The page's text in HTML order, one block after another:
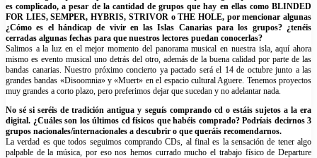
es complicado, a pesar de la cantidad de grupos que hay en ellas como BLINDED
FOR LIES, SEMPER, HYBRIS, STRIVOR o THE HOLE, por mencionar algunas
¿Cómo es el hándicap de vivir en las Islas Canarias para los grupos? ¿tenéis
cerradas algunas fechas para que nuestros lectores puedan conocerlas?
Salimos a la luz en el mejor momento del panorama musical en nuestra isla, aquí ahora
mismo es evento musical uno detrás del otro, además de la buena calidad por parte de las
bandas canarias. Nuestro próximo concierto ya pactado será el 14 de octubre junto a las
grandes bandas «Disoomnia» y «Muert» en el espacio cultural Aguere. Tenemos proyectos
muy grandes a corto plazo, pero preferimos dejar que sucedan y no adelantar nada.
No sé si seréis de tradición antigua y seguís comprando cd o estáis sujetos a la era
digital. ¿Cuáles son los últimos cd físicos que habéis comprado? Podríais decirnos 3
grupos nacionales/internacionales a descubrir o que queráis recomendarnos.
La verdad es que todos seguimos comprando CDs, al final es la sensación de tener algo
palpable de la música, por eso nos hemos currado mucho el trabajo físico de Departure